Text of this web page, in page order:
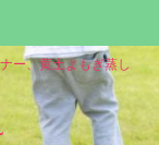
ー、黄土よもぎ蒸し